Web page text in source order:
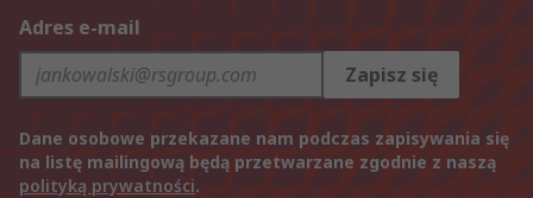
Adres e-mail
Zapisz się
Dane osobowe przekazane nam podczas zapisywania się
na listę mailingową będą przetwarzane zgodnie z naszą
polityką prywatności.